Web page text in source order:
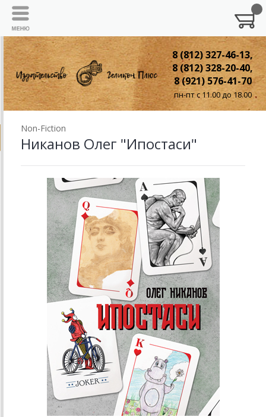
8 (812) 327-46-13,
8 (812) 328-20-40,
8 (921) 576-41-70
пн-пт с 11.00 до 18.00
Non-Fiction
Никанов Олег "Ипостаси"